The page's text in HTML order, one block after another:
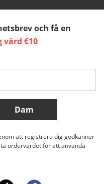
België (Nederlands)
Norge
och få en
€10
Dam
att registrera dig godkänner
ordervärdet för att använda